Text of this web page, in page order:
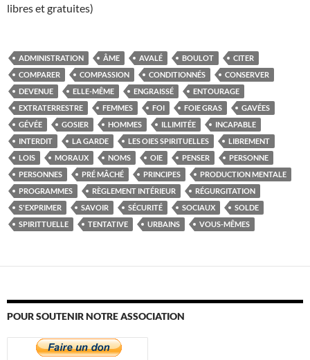
libres et gratuites)
ADMINISTRATION ÂME AVALÉ BOULOT
CITER
COMPARER
COMPASSION CONDITIONNÉS
CONSERVER
DEVENUE
ELLE-MÊME ENGRAISSÉ
ENTOURAGE
EXTRATERRESTRE
FEMMES FOI FOIE GRAS
GAVÉES
GÉVÉE
GOSIER HOMMES ILLIMITÉE
INCAPABLE
INTERDIT
LA GARDE LES OIES SPIRITUELLES
LIBREMENT
LOIS
MORAUX NOMS OIE PENSER
PERSONNE
PERSONNES
PRÉ MÂCHÉ PRINCIPES
PRODUCTION MENTALE
PROGRAMMES
RÈGLEMENT INTÉRIEUR
RÉGURGITATION
S'EXPRIMER
SAVOIR SÉCURITÉ SOCIAUX
SOLDE
SPIRITTUELLE
TENTATIVE URBAINS VOUS-MÊMES
POUR SOUTENIR NOTRE ASSOCIATION